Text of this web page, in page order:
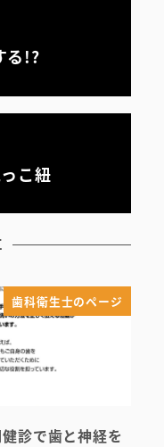
る!?
こ紐
歯科衛生士のページ
診で歯と神経を